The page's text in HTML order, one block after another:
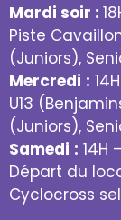
Mardi soir :
Piste
(Juniors),
Mercredi :
U13
(Juniors),
Samedi : 14H
Départ du
Cyclocross